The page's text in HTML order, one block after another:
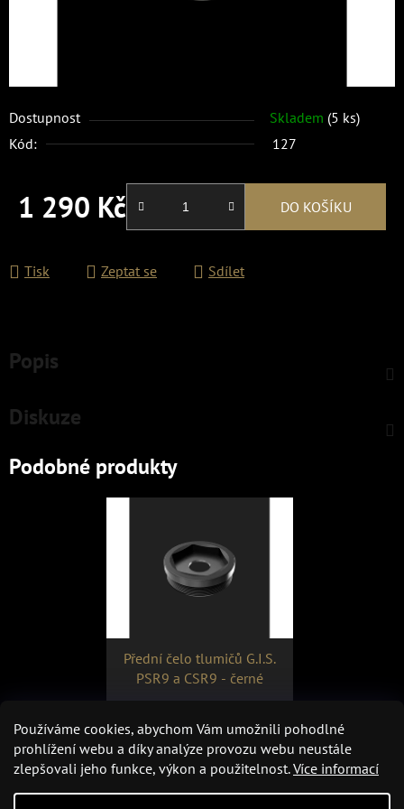
Používáme cookies, abychom Vám umožnili pohodlné
prohlížení webu a díky analýze provozu webu neustále
zlepšovali jeho funkce, výkon a použitelnost.Více informací
Dostupnost Skladem (5 ks)
Kód:
127
1 290 Kč DO KOŠÍKU
Tisk Zeptat se Sdílet
Popis
Diskuze
Podobné produkty
Přední čelo tlumičů G.I.S.
PSR9 a CSR9 - černé
1 290 Kč
DETAIL